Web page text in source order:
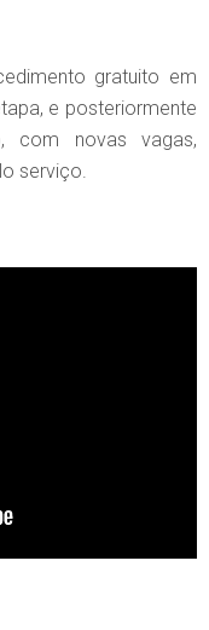
gratuito em
e posteriormente
com novas vagas,
serviço.